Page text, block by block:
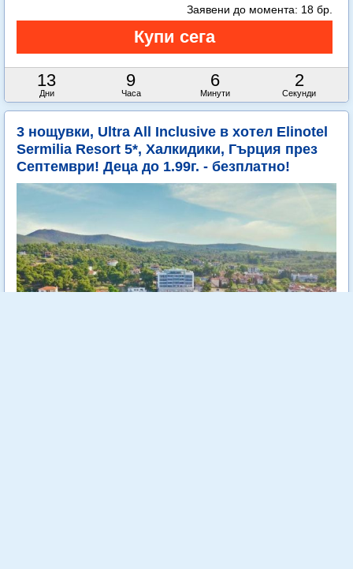
13
Дни
9
Часа
6
Минути
1
Секунда
Заявени до момента: 18 бр.
3 нощувки, Ultra All Inclusive в хотел Elinotel
Sermilia Resort 5*, Халкидики, Гърция през
Септември! Деца до 1.99г. - безплатно!